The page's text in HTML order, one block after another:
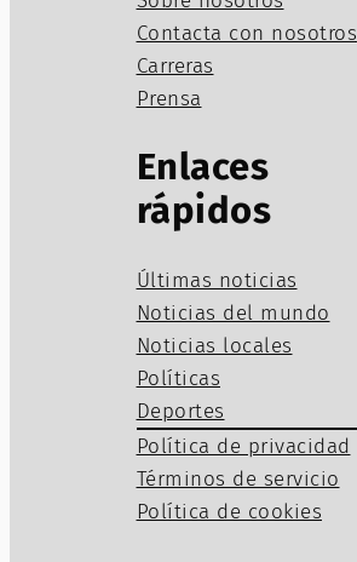
Contacta con nosotros
Carreras
Prensa
Enlaces
rápidos
Últimas noticias
Noticias del mundo
Noticias locales
Políticas
Deportes
Política de privacidad
Términos de servicio
Política de cookies